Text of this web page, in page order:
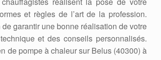
et règles de l’art de la profession.
garantir une bonne réalisation de votre
et des conseils personnalisés.
de pompe à chaleur sur Belus (40300) à